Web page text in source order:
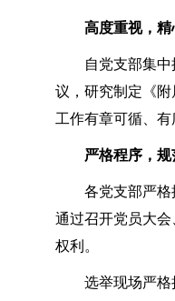
高度重视，精
自党支部集
议，研究制定《
工作有章可循、
严格程序，规
各党支部严
通过召开党员大
权利。
选举现场严